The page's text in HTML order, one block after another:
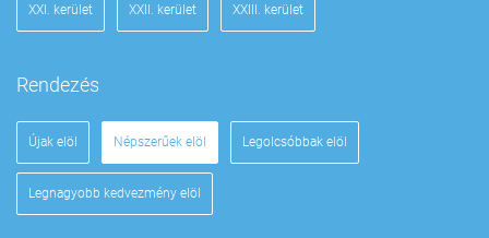
XXI. kerület XXII. kerület XXIII. kerület
Rendezés
Újak elöl Népszerűek elöl Legolcsóbbak elöl
Legnagyobb kedvezmény elöl